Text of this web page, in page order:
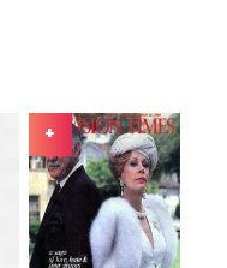
+